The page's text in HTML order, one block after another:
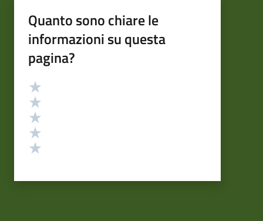
Quanto sono chiare le
informazioni su questa
pagina?
Valutazione